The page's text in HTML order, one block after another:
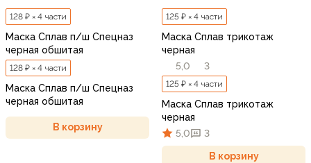
128 ₽ × 4 части
Маска Сплав п/ш Спецназ
черная обшитая
128 ₽ × 4 части
Маска Сплав п/ш Спецназ
черная обшитая
В корзину
125 ₽ × 4 части
Маска Сплав трикотаж
черная
5,0
3
125 ₽ × 4 части
Маска Сплав трикотаж
черная
5,0
3
В корзину